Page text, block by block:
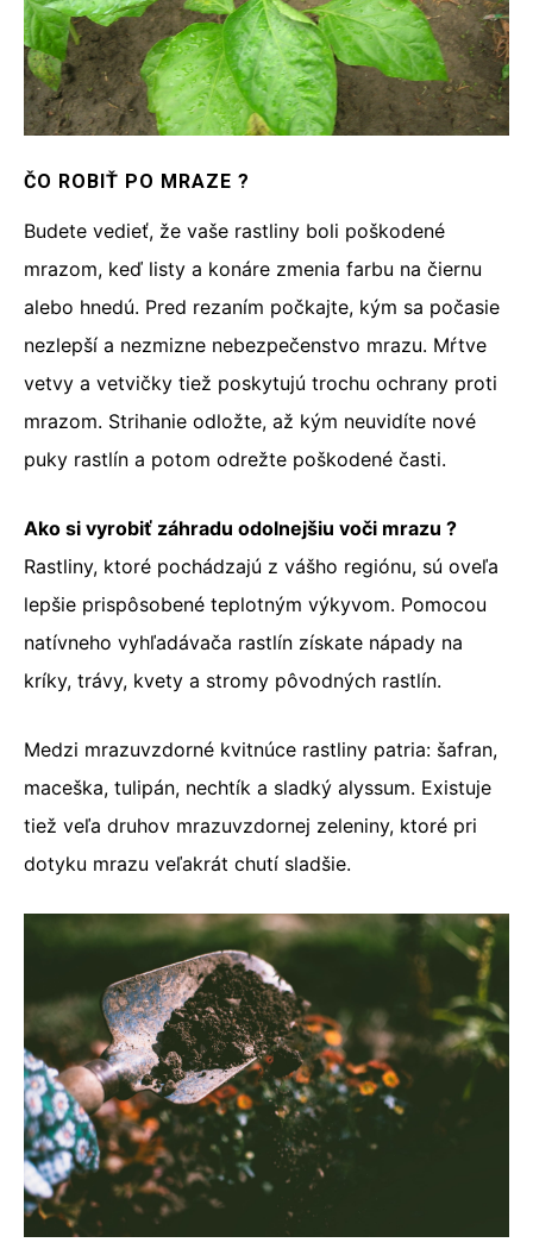
ČO ROBIŤ PO MRAZE ?
Budete vedieť, že vaše rastliny boli poškodené
mrazom, keď listy a konáre zmenia farbu na čiernu
alebo hnedú. Pred rezaním počkajte, kým sa počasie
nezlepší a nezmizne nebezpečenstvo mrazu. Mŕtve
vetvy a vetvičky tiež poskytujú trochu ochrany proti
mrazom. Strihanie odložte, až kým neuvidíte nové
puky rastlín a potom odrežte poškodené časti.
Ako si vyrobiť záhradu odolnejšiu voči mrazu ?
Rastliny, ktoré pochádzajú z vášho regiónu, sú oveľa
lepšie prispôsobené teplotným výkyvom. Pomocou
natívneho vyhľadávača rastlín získate nápady na
kríky, trávy, kvety a stromy pôvodných rastlín.
Medzi mrazuvzdorné kvitnúce rastliny patria: šafran,
maceška, tulipán, nechtík a sladký alyssum. Existuje
tiež veľa druhov mrazuvzdornej zeleniny, ktoré pri
dotyku mrazu veľakrát chutí sladšie.